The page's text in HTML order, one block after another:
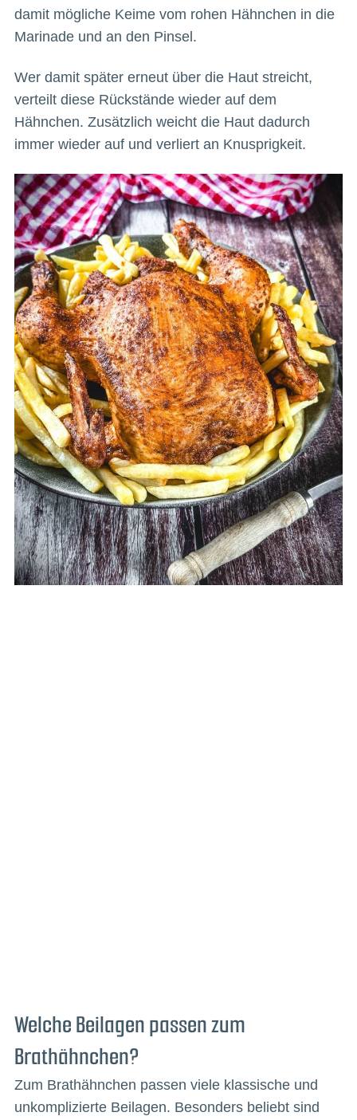
damit mögliche Keime vom rohen Hähnchen in die
Marinade und an den Pinsel.
Wer damit später erneut über die Haut streicht,
verteilt diese Rückstände wieder auf dem
Hähnchen. Zusätzlich weicht die Haut dadurch
immer wieder auf und verliert an Knusprigkeit.
Welche Beilagen passen zum
Brathähnchen?
Zum Brathähnchen passen viele klassische und
unkomplizierte Beilagen. Besonders beliebt sind